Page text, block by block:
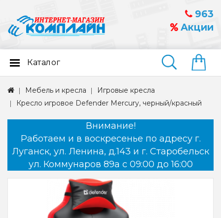
963
Акции
Найти
Каталог
Мебель и кресла
Игровые кресла
Кресло игровое Defender Mercury, черный/красный
Внимание!
Работаем и в воскресенье по адресу г.
Луганск, ул. Ленина, д.143 и г. Старобельск
ул. Коммунаров 89а с 09:00 до 16:00